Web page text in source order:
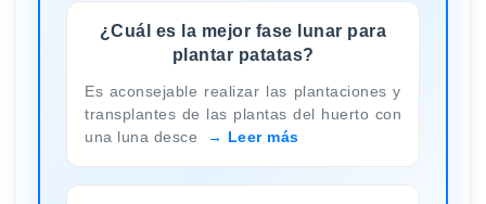
¿Cuál es la mejor fase lunar para
plantar patatas?
Es aconsejable realizar las plantaciones y
transplantes de las plantas del huerto con
una luna desce
Leer más